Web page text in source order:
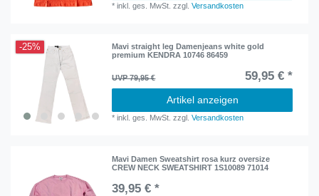
*inkl. ges. MwSt. zzgl.Versandkosten
-25%
Mavi straight leg Damenjeans white gold
premium KENDRA 10746 86459
UVP 79,95 € 59,95 € *
Artikel anzeigen
*inkl. ges. MwSt. zzgl.Versandkosten
Mavi Damen Sweatshirt rosa kurz oversize
CREW NECK SWEATSHIRT 1S10089 71014
39,95 € *